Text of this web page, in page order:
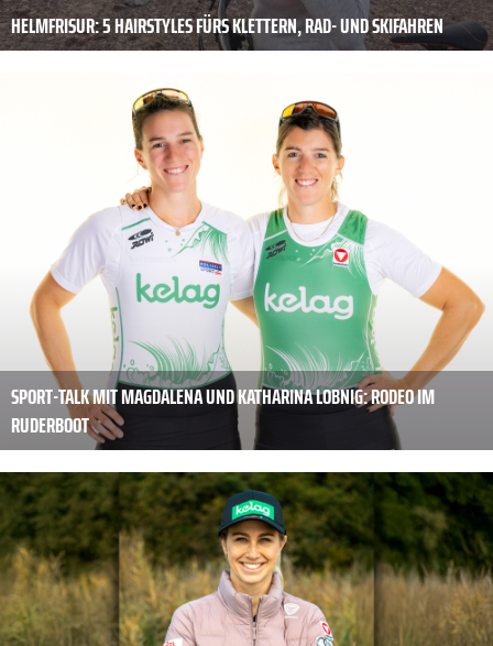
HELMFRISUR: 5 HAIRSTYLES FÜRS KLETTERN, RAD- UND SKIFAHREN
SPORT-TALK MIT MAGDALENA UND KATHARINA LOBNIG: RODEO IM
RUDERBOOT